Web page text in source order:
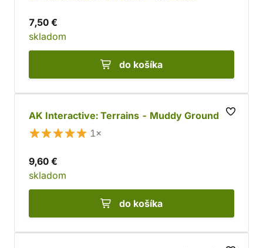
7,50 €
skladom
do košíka
AK Interactive: Terrains - Muddy Ground
1×
9,60 €
skladom
do košíka